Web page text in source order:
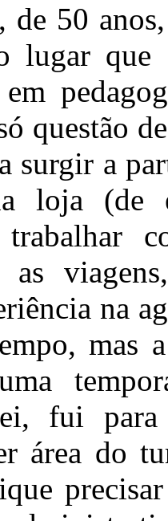
de 50
lugar que
questão
surgir a
loja (de
trabalhar
as
na
mas
fui
área do